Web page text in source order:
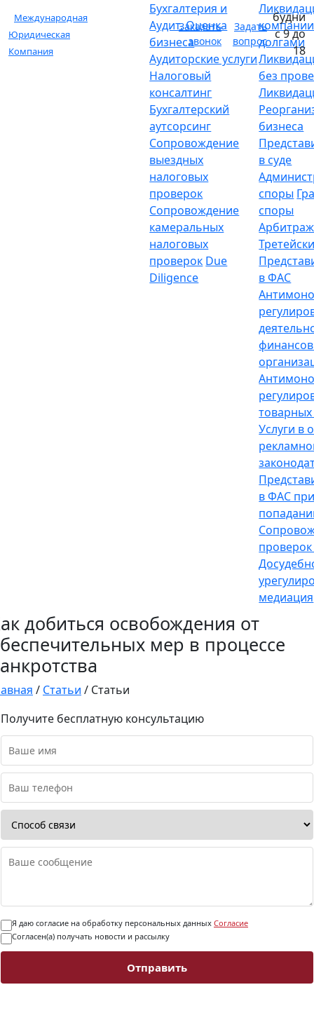
Международная
Юридическая
Компания
Бухгалтерия и
Аудит. Оценка
бизнеса
Аудиторские услуги
Налоговый
консалтинг
Бухгалтерский
аутсорсинг
Сопровождение
выездных
налоговых
проверок
Сопровождение
камеральных
налоговых
проверок Due
Diligence
долгами
без
бизнеса
в суде
споры
споры
в ФАС
Услуги в
в ФАС
медиация
Заказать
звонок
Задать
вопрос
будни
с 9 до
18
добиться освобождения от
мер в процессе
/ Статьи / Статьи
Получите бесплатную консультацию
Я даю согласие на обработку персональных данных Согласие
Согласен(а) получать новости и рассылку
Отправить